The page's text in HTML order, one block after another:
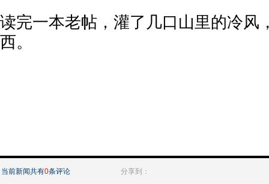
读完一本老帖，灌了几口山里的冷风
西。
当前新闻共有0条评论 分享到：